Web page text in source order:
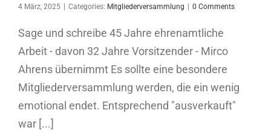
4 März, 2025 Categories: Mitgliederversammlung 0 Comments
Sage und schreibe 45 Jahre ehrenamtliche
Arbeit - davon 32 Jahre Vorsitzender - Mirco
Ahrens übernimmt Es sollte eine besondere
Mitgliederversammlung werden, die ein wenig
emotional endet. Entsprechend "ausverkauft"
war [...]